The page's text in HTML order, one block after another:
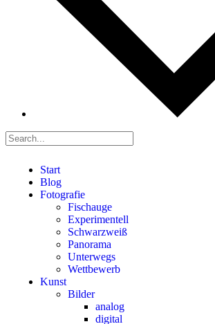
Start
Blog
Fotografie
Fischauge
Experimentell
Schwarzweiß
Panorama
Unterwegs
Wettbewerb
Kunst
Bilder
analog
digital